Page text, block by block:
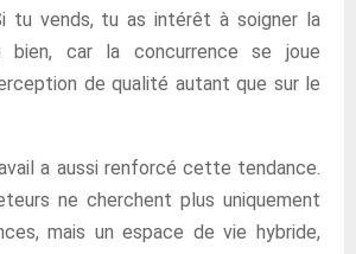
tu vends, tu as intérêt à soigner la
bien, car la concurrence se joue
de qualité autant que sur le
a aussi renforcé cette tendance.
ne cherchent plus uniquement
mais un espace de vie hybride,